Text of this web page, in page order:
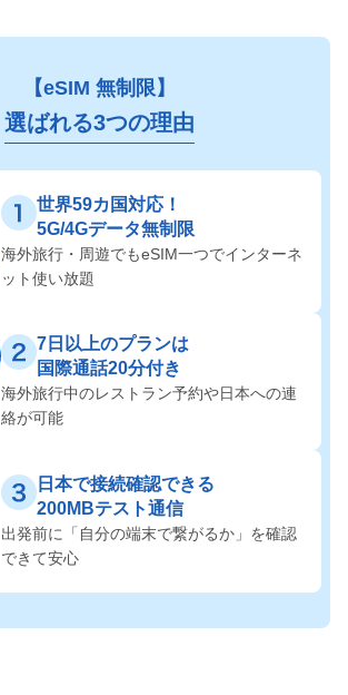
【eSIM 無制限】
選ばれる3つの理由
世界59カ国対応！
5G/4Gデータ無制限
海外旅行・周遊でもeSIM一つでインターネ
ット使い放題
7日以上のプランは
国際通話20分付き
海外旅行中のレストラン予約や日本への連
絡が可能
日本で接続確認できる
200MBテスト通信
出発前に「自分の端末で繋がるか」を確認
できて安心